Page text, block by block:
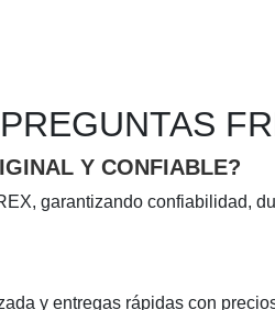
PREGUNTAS
Y CONFIABLE?
garantizando confiabilidad,
y entregas rápidas con